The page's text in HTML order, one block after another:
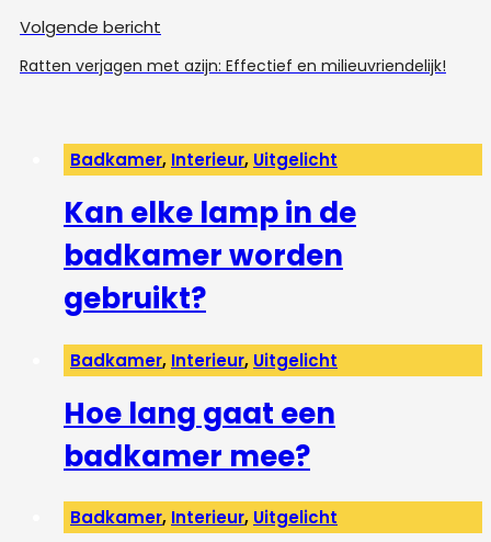
Volgende bericht
Ratten verjagen met azijn: Effectief en milieuvriendelijk!
Badkamer, Interieur, Uitgelicht
Kan elke lamp in de
badkamer worden
gebruikt?
Badkamer, Interieur, Uitgelicht
Hoe lang gaat een
badkamer mee?
Badkamer, Interieur, Uitgelicht